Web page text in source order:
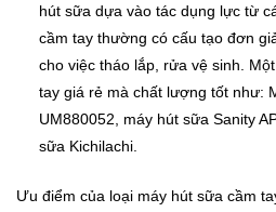
hút sữa dựa vào tác dụng lực từ
cầm tay thường có cấu tạo đơn
cho việc tháo lắp, rửa vệ sinh.
tay giá rẻ mà chất lượng tốt như:
UM880052, máy hút sữa Sanity
sữa Kichilachi.
Ưu điểm của loại máy hút sữa cầm